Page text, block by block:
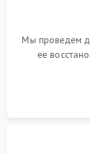
Мы проведем
ее